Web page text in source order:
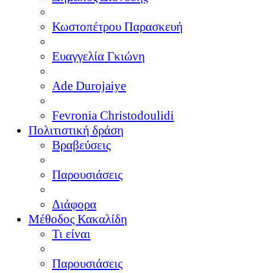
Κωστοπέτρου Παρασκευή
Ευαγγελία Γκιώνη
Ade Durojaiye
Fevronia Christodoulidi
Πολιτιστική δράση
Βραβεύσεις
Παρουσιάσεις
Διάφορα
Μέθοδος Κακαλίδη
Τι είναι
Παρουσιάσεις